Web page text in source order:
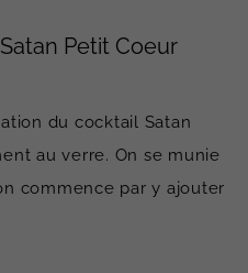
Petit Coeur
du cocktail Satan
au verre. On se munie
commence par y ajouter